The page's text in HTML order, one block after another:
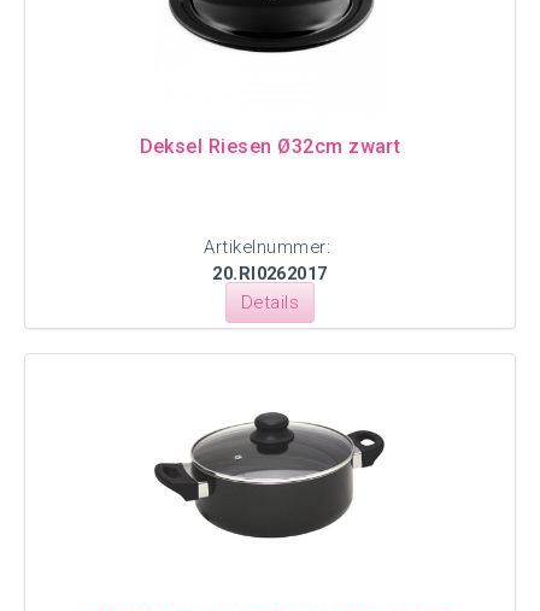
Deksel Riesen Ø32cm zwart
Artikelnummer:
20.RI0262017
Details